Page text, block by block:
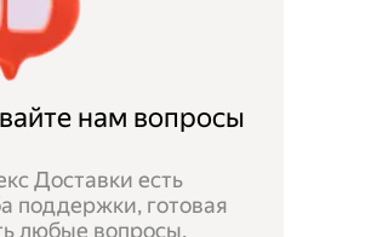
нам вопросы
Доставки есть
поддержки, готовая
любые вопросы,